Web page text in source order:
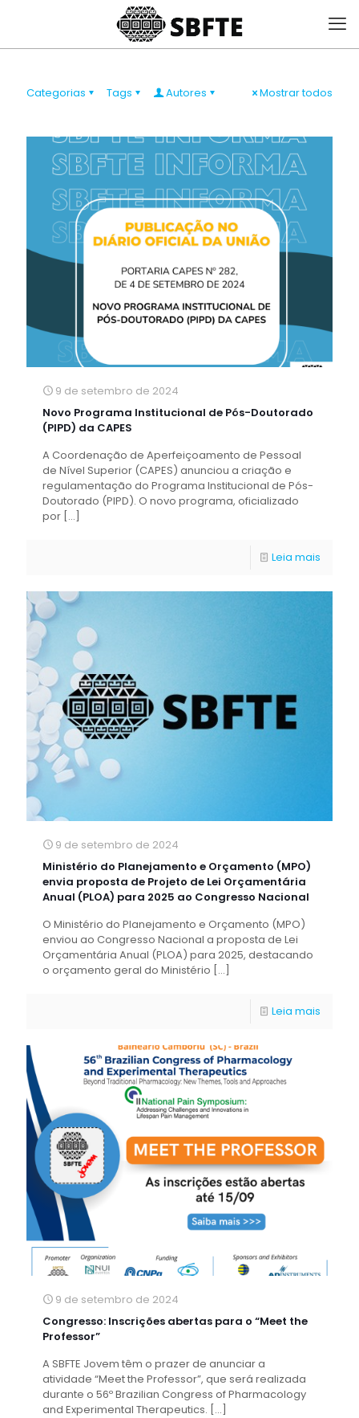
Categorias Tags Autores Mostrar todos
9 de setembro de 2024
Novo Programa Institucional de Pós-Doutorado
(PIPD) da CAPES
A Coordenação de Aperfeiçoamento de Pessoal
de Nível Superior (CAPES) anunciou a criação e
regulamentação do Programa Institucional de Pós-
Doutorado (PIPD). O novo programa, oficializado
por […]
Leia mais
9 de setembro de 2024
Ministério do Planejamento e Orçamento (MPO)
envia proposta de Projeto de Lei Orçamentária
Anual (PLOA) para 2025 ao Congresso Nacional
O Ministério do Planejamento e Orçamento (MPO)
enviou ao Congresso Nacional a proposta de Lei
Orçamentária Anual (PLOA) para 2025, destacando
o orçamento geral do Ministério […]
Leia mais
9 de setembro de 2024
Congresso: Inscrições abertas para o “Meet the
Professor”
A SBFTE Jovem têm o prazer de anunciar a
atividade “Meet the Professor”, que será realizada
durante o 56º Brazilian Congress of Pharmacology
and Experimental Therapeutics. […]